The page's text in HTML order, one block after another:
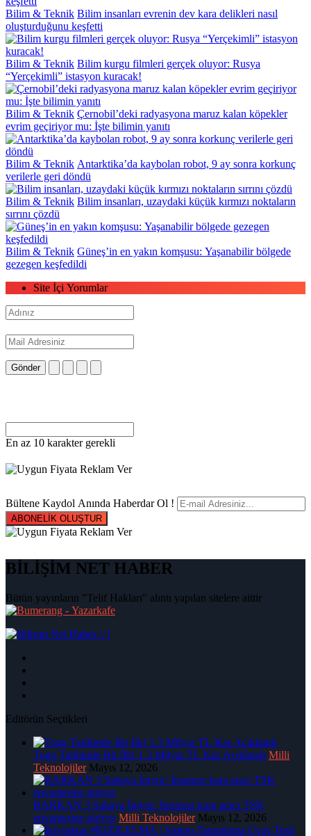
Bilim & Teknik Bilim insanları evrenin dev kara delikleri nasıl
oluşturduğunu keşfetti
Bilim & Teknik Bilim kurgu filmleri gerçek oluyor: Rusya
“Yerçekimli” istasyon kuracak!
Bilim & Teknik Çernobil’deki radyasyona maruz kalan köpekler
evrim geçiriyor mu: İşte bilimin yanıtı
Bilim & Teknik Antarktika’da kaybolan robot, 9 ay sonra korkunç
verilerle geri döndü
Bilim & Teknik Bilim insanları, uzaydaki küçük kırmızı noktaların
sırrını çözdü
Bilim & Teknik Güneş’in en yakın komşusu: Yaşanabilir bölgede
gezegen keşfedildi
Site İçi Yorumlar
Gönder
En az 10 karakter gerekli
Bültene Kaydol Anında Haberdar Ol !
ABONELİK OLUŞTUR
BİLİŞİM NET HABER
Bütün yayınların "Telif Hakları" alıntı yapılan sitelere aittir
|
Editörün Seçtikleri
Togg Tarihinde Bir İlk! 1.3 Milyar TL Kar Açıklandı Milli
Teknolojiler Mayıs 12, 2026
BARKAN 3 Sahaya İniyor: İnsansız kara aracı TSK
envanterine giriyor Milli Teknolojiler Mayıs 12, 2026